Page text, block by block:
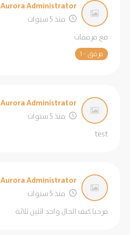
Aurora Administrator
منذ 5 سنوات
مع مرفقات
مرفق - 1
Aurora Administrator
منذ 5 سنوات
test
Aurora Administrator
منذ 5 سنوات
مرحبا كيف الحال واحد اثنين ثلاثة